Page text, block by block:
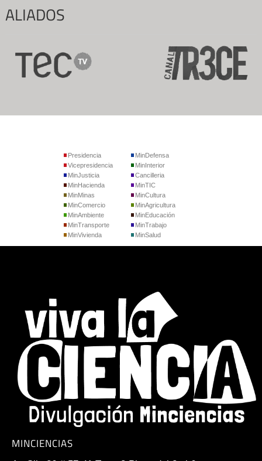
ALIADOS
Presidencia
Vicepresidencia
MinJusticia
MinDefensa
MinInterior
Cancilleria
MinHacienda
MinMinas
MinComercio
MinTIC
MinCultura
MinAgricultura
MinAmbiente
MinTransporte
MinVivienda
MinEducación
MinTrabajo
MinSalud
MINCIENCIAS